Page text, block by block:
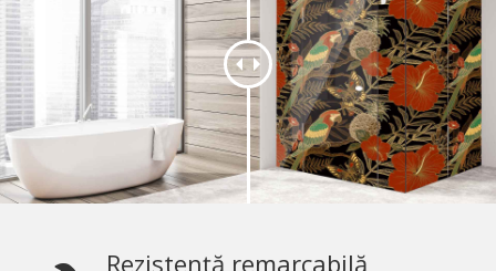
Rezistență remarcabilă